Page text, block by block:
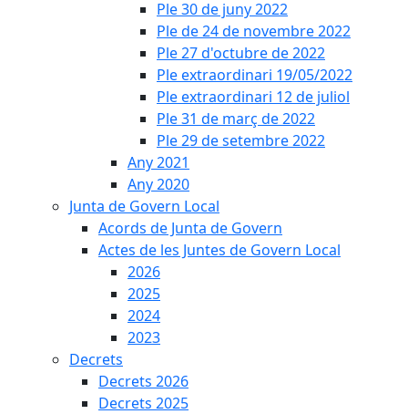
Ple 30 de juny 2022
Ple de 24 de novembre 2022
Ple 27 d'octubre de 2022
Ple extraordinari 19/05/2022
Ple extraordinari 12 de juliol
Ple 31 de març de 2022
Ple 29 de setembre 2022
Any 2021
Any 2020
Junta de Govern Local
Acords de Junta de Govern
Actes de les Juntes de Govern Local
2026
2025
2024
2023
Decrets
Decrets 2026
Decrets 2025